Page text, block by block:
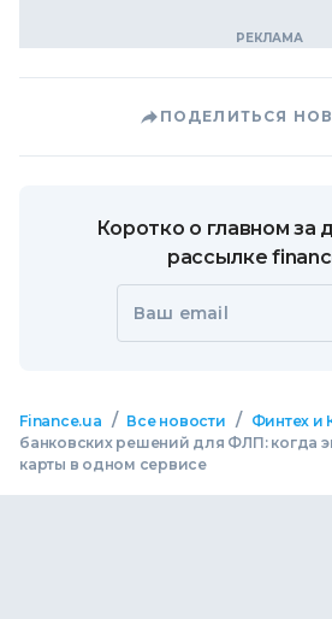
ПОДЕЛИТЬСЯ
Коротко о главном за
рассылке
Ваш email
Finance.ua / Все новости / Финтех и
банковских решений для ФЛП: когда
карты в одном сервисе